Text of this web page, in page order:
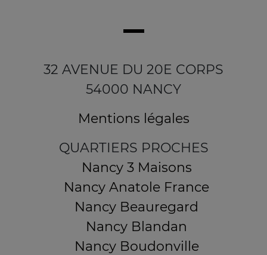
32 AVENUE DU 20E CORPS
54000 NANCY
Mentions légales
QUARTIERS PROCHES
Nancy 3 Maisons
Nancy Anatole France
Nancy Beauregard
Nancy Blandan
Nancy Boudonville